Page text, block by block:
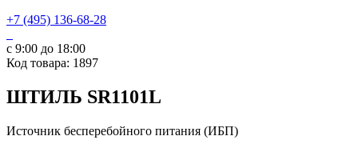
+7 (495) 136-68-28
с 9:00 до 18:00
Код товара: 1897
ШТИЛЬ SR1101L
Источник бесперебойного питания (ИБП)